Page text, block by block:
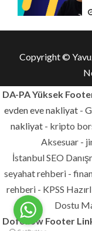
Copyright ©
DA-PA Yüksek
evden eve nakliyat -
nakliyat - kripto
Aksesuar -
İstanbul SEO
seyahat rehberi -
rehberi - KPSS
Dostu
Dofollow Footer